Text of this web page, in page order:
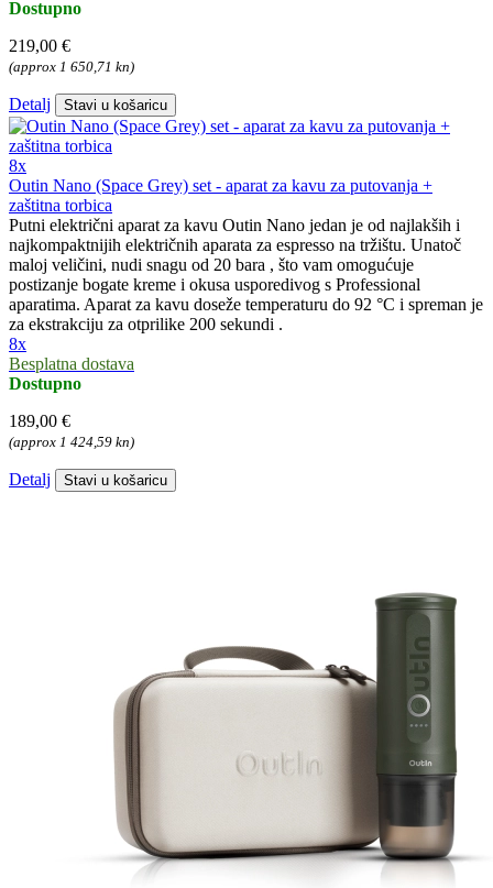
Dostupno
219,00 €
(approx 1 650,71 kn)
Detalj Stavi u košaricu
8x
Outin Nano (Space Grey) set - aparat za kavu za putovanja +
zaštitna torbica
Putni električni aparat za kavu Outin Nano jedan je od najlakših i
najkompaktnijih električnih aparata za espresso na tržištu. Unatoč
maloj veličini, nudi snagu od 20 bara , što vam omogućuje
postizanje bogate kreme i okusa usporedivog s Professional
aparatima. Aparat za kavu doseže temperaturu do 92 °C i spreman je
za ekstrakciju za otprilike 200 sekundi .
8x
Besplatna dostava
Dostupno
189,00 €
(approx 1 424,59 kn)
Detalj Stavi u košaricu